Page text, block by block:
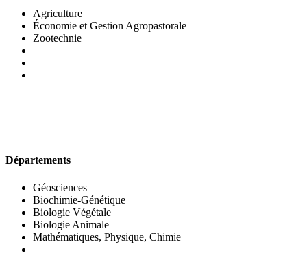
Agriculture
Économie et Gestion Agropastorale
Zootechnie
Départements
Géosciences
Biochimie-Génétique
Biologie Végétale
Biologie Animale
Mathématiques, Physique, Chimie